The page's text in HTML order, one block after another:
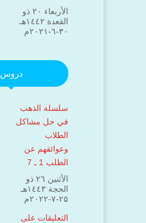
الأربعاء ۲۰ ذو
القعدة ۱٤٤۲هـ
۳۰-٦-۲۰۲۱م
دروس
سلسلة الذهب
في حل مشاكل
الطلاب
وعوائقهم عن
الطلب 1 ـ 7
الأثنين ۲٦ ذو
الحجة ۱٤٤۳هـ
۲۵-۷-۲۰۲۲م
التعليقات على